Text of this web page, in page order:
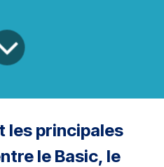
les principales
le Basic, le